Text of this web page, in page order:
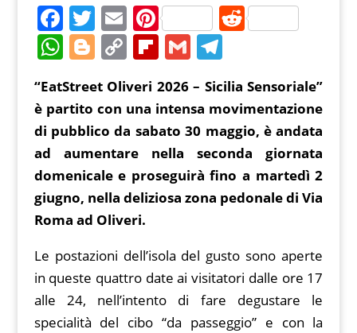
F
a
c
e
b
o
o
k
T
w
itt
er
E
m
ai
l
Pi
nt
er
e
st
R
di
t
W
at
s
A
p
p
Bl
g
g
er
C
p
y
Li
n
k
Fl
b
o
ar
d
G
m
ai
l
T
el
e
gr
a
m
“EatStreet Oliveri 2026 – Sicilia Sensoriale”
è partito con una intensa movimentazione
di pubblico da sabato 30 maggio, è andata
ad aumentare nella seconda giornata
domenicale e proseguirà fino a martedì 2
giugno, nella deliziosa zona pedonale di Via
Roma ad Oliveri.
Le postazioni dell’isola del gusto sono aperte
in queste quattro date ai visitatori dalle ore 17
alle 24, nell’intento di fare degustare le
specialità del cibo “da passeggio” e con la